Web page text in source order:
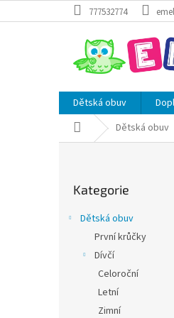
na
777532774
Dětská obuv
Domů Dětská obuv
kategorie
Kategorie
Dětská obuv
První krůčky
Dívčí
Celoroční
Letní
Zimní